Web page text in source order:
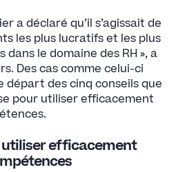
a déclaré qu’il s’agissait de
les plus lucratifs et les plus
le domaine des RH », a
Des cas comme celui-ci
des cinq conseils que
pour utiliser efficacement
utiliser efficacement